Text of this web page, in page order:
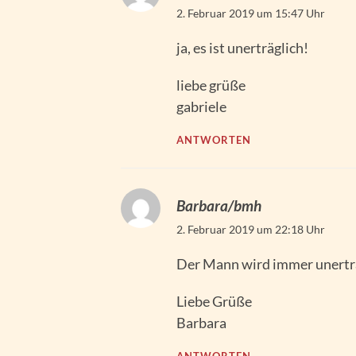
2. Februar 2019 um 15:47 Uhr
ja, es ist unerträglich!
liebe grüße
gabriele
ANTWORTEN
Barbara/bmh
2. Februar 2019 um 22:18 Uhr
Der Mann wird immer
Liebe Grüße
Barbara